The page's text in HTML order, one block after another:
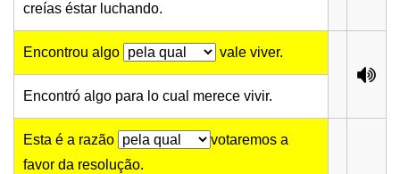
creías éstar luchando.
Encontrou algo vale viver.
Encontró algo para lo cual merece vivir.
Esta é a razão
votaremos a
favor da resolução.